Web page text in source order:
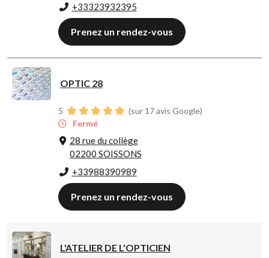
+33323932395
Prenez un rendez-vous
OPTIC 28
5
(sur 17 avis Google)
Fermé
28 rue du collège
02200 SOISSONS
+33988390989
Prenez un rendez-vous
L'ATELIER DE L'OPTICIEN